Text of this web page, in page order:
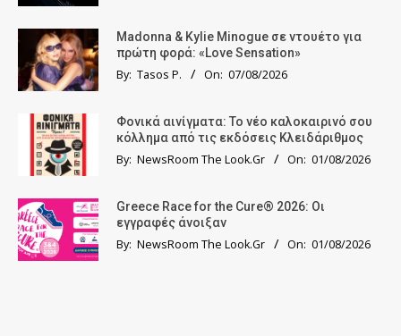
Madonna & Kylie Minogue σε ντουέτο για
πρώτη φορά: «Love Sensation»
By: Tasos P. On: 07/08/2026
Φονικά αινίγματα: Το νέο καλοκαιρινό σου
κόλλημα από τις εκδόσεις Κλειδάριθμος
By: NewsRoom The Look.Gr On: 01/08/2026
Greece Race for the Cure® 2026: Οι
εγγραφές άνοιξαν
By: NewsRoom The Look.Gr On: 01/08/2026